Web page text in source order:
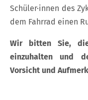
Schüler·innen des
dem Fahrrad einen
Wir bitten Sie, die
einzuhalten und
Vorsicht und